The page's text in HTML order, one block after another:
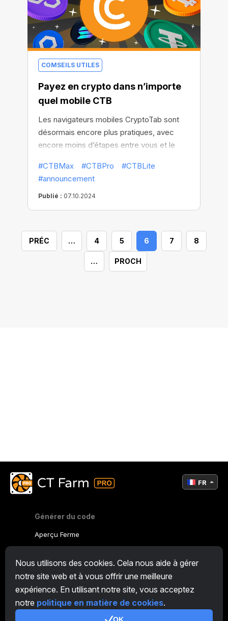
COMSEILS UTILES
Payez en crypto dans n’importe
quel mobile CTB
Les navigateurs mobiles CryptoTab sont
désormais encore plus pratiques, avec
encore moins d’étapes entre vous et le
#CTBMax
#CTBPro
#CTBLite
#announcement
Publié : 07.10.2024
PRÉC … 4 5 6 7 8
… PROCH
Nous utilisons des cookies. Cela nous aide à gérer
notre site web et à vous offrir une meilleure
expérience. En utilisant notre site, vous acceptez
notre politique en matière de cookies.
Générer du code
Aperçu Ferme
CryptoTab
Programme d'Affiliation
FR